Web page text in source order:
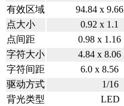
有效区域
94.84 x 9.66
点大小
0.92 x 1.1
点间距
0.98 x 1.16
字符大小
4.84 x 8.06
字符间距
6.0 x 8.56
驱动方式
1/16
背光类型
LED